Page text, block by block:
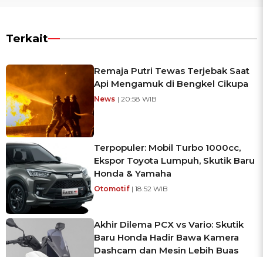
Terkait
Remaja Putri Tewas Terjebak Saat
Api Mengamuk di Bengkel Cikupa
News | 20:58 WIB
Terpopuler: Mobil Turbo 1000cc,
Ekspor Toyota Lumpuh, Skutik Baru
Honda & Yamaha
Otomotif | 18:52 WIB
Akhir Dilema PCX vs Vario: Skutik
Baru Honda Hadir Bawa Kamera
Dashcam dan Mesin Lebih Buas